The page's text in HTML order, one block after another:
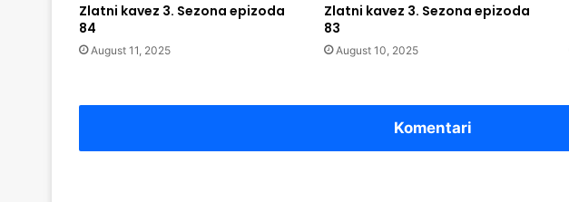
Zlatni kavez 3. Sezona epizoda
84
August 11, 2025
Zlatni kavez 3. Sezona epizoda
83
August 10, 2025
Komentari